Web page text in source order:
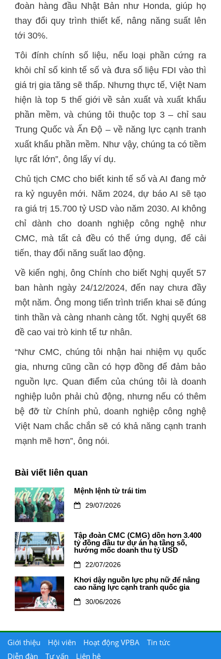
đoàn hàng đầu Nhật Bản như Honda, giúp họ
thay đổi quy trình thiết kế, nâng năng suất lên
tới 30%.
Tôi đính chính số liệu, nếu loại phần cứng ra
khỏi chỉ số kinh tế số và đưa số liệu FDI vào thì
giá trị gia tăng sẽ thấp. Nhưng thực tế, Việt Nam
hiện là top 5 thế giới về sản xuất và xuất khẩu
phần mềm, và chúng tôi thuộc top 3 – chỉ sau
Trung Quốc và Ấn Độ – về năng lực cạnh tranh
xuất khẩu phần mềm. Như vậy, chúng ta có tiềm
lực rất lớn”, ông lấy ví dụ.
Chủ tịch CMC cho biết kinh tế số và AI đang mở
ra kỷ nguyên mới. Năm 2024, dự báo AI sẽ tạo
ra giá trị 15.700 tỷ USD vào năm 2030. AI không
chỉ dành cho doanh nghiệp công nghệ như
CMC, mà tất cả đều có thể ứng dụng, để cải
tiến, thay đổi năng suất lao động.
Về kiến nghị, ông Chính cho biết Nghị quyết 57
ban hành ngày 24/12/2024, đến nay chưa đầy
một năm. Ông mong tiến trình triển khai sẽ đúng
tinh thần và càng nhanh càng tốt. Nghị quyết 68
đề cao vai trò kinh tế tư nhân.
“Như CMC, chúng tôi nhận hai nhiệm vụ quốc
gia, nhưng cũng cần có hợp đồng để đảm bảo
nguồn lực. Quan điểm của chúng tôi là doanh
nghiệp luôn phải chủ động, nhưng nếu có thêm
bệ đỡ từ Chính phủ, doanh nghiệp công nghệ
Việt Nam chắc chắn sẽ có khả năng cạnh tranh
mạnh mẽ hơn”, ông nói.
Bài viết liên quan
Mệnh lệnh từ trái tim
29/07/2026
Tập đoàn CMC (CMG) dồn hơn 3.400
tỷ đồng đầu tư dự án hạ tầng số,
hướng mốc doanh thu tỷ USD
22/07/2026
Khơi dậy nguồn lực phụ nữ để nâng
cao năng lực cạnh tranh quốc gia
30/06/2026
Giới thiệu Hội viên Hoạt động VPBA
Tin tức
Diễn đàn
Tư vấn Liên hệ